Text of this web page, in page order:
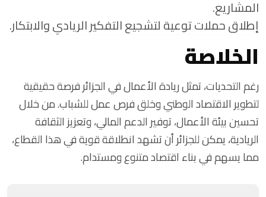
المشاريع.
إطلاق حملات توعية لتشجيع التفكير الريادي والابتكار.
الخلاصة
رغم التحديات، تمثل ريادة الأعمال في الجزائر فرصة حقيقية
لتطوير الاقتصاد الوطني وخلق فرص عمل للشباب. من خلال
تحسين بيئة الأعمال، توفير الدعم المالي، وتعزيز الثقافة
الريادية، يمكن للجزائر أن تشهد انطلاقة قوية في هذا القطاع،
مما يسهم في بناء اقتصاد متنوع ومستدام.